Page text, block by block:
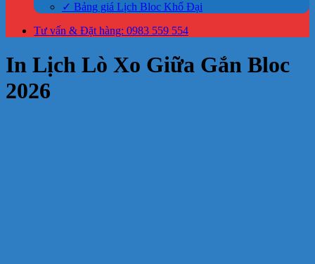
✓ Bảng giá Lịch Bloc Khổ Đại
Tư vấn & Đặt hàng: 0983 559 554
In Lịch Lò Xo Giữa Gắn Bloc
2026